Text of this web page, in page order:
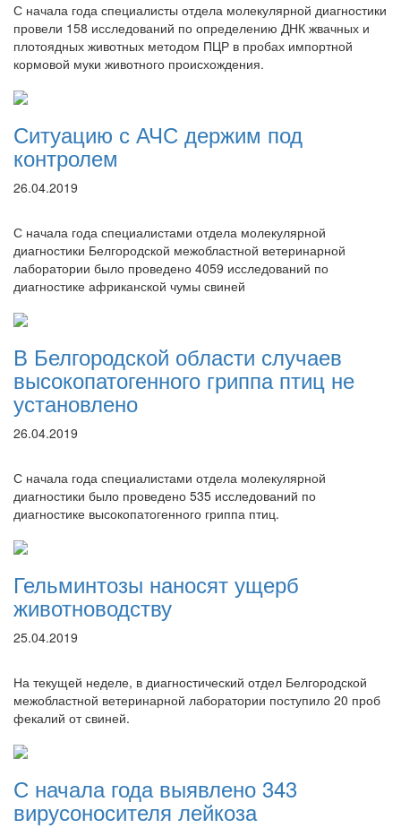
С начала года специалисты отдела молекулярной диагностики
провели 158 исследований по определению ДНК жвачных и
плотоядных животных методом ПЦР в пробах импортной
кормовой муки животного происхождения.
Ситуацию с АЧС держим под
контролем
26.04.2019
С начала года специалистами отдела молекулярной
диагностики Белгородской межобластной ветеринарной
лаборатории было проведено 4059 исследований по
диагностике африканской чумы свиней
В Белгородской области случаев
высокопатогенного гриппа птиц не
установлено
26.04.2019
С начала года специалистами отдела молекулярной
диагностики было проведено 535 исследований по
диагностике высокопатогенного гриппа птиц.
Гельминтозы наносят ущерб
животноводству
25.04.2019
На текущей неделе, в диагностический отдел Белгородской
межобластной ветеринарной лаборатории поступило 20 проб
фекалий от свиней.
С начала года выявлено 343
вирусоносителя лейкоза